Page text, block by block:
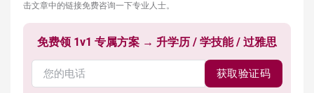
击文章中的链接免费咨询一下专业人士。
免费领 1v1 专属方案 → 升学历 / 学技能 / 过雅思
获取验证码